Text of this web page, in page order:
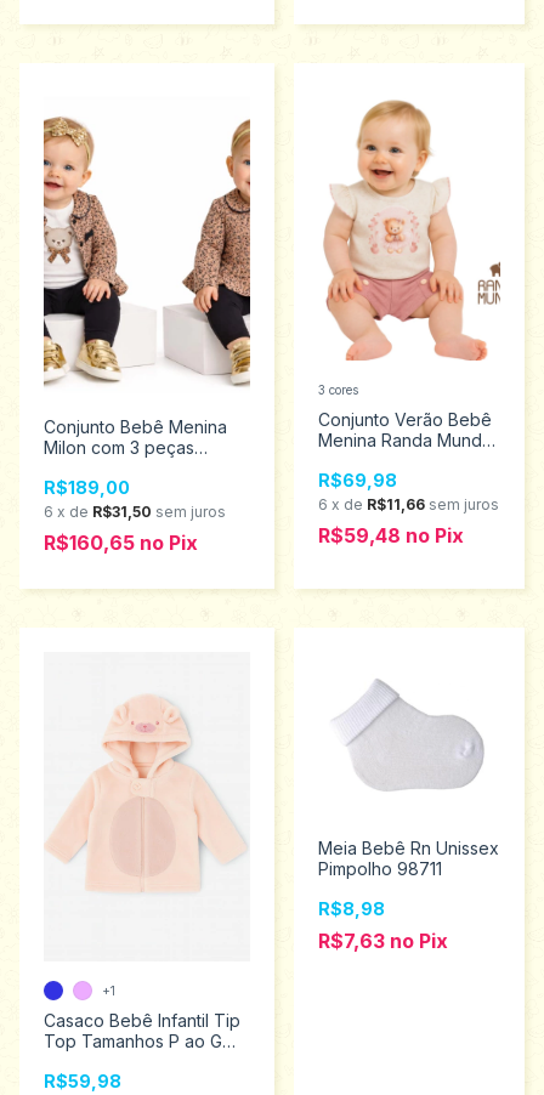
Conjunto Bebê Menina
Milon com 3 peças
R$189,00
6 x de R$31,50 sem juros
R$160,65 no Pix
Conjunto Verão Bebê
Menina Randa Mundu
10210
R$69,98
6 x de R$11,66 sem juros
R$59,48 no Pix
3 cores
Casaco Bebê Infantil Tip
Top Tamanhos P ao G
R$59,98
+1
Meia Bebê Rn Unissex
Pimpolho 98711
R$8,98
R$7,63 no Pix